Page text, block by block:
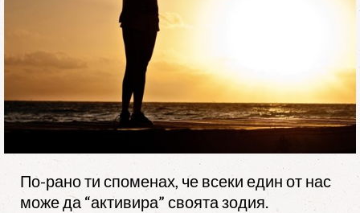
По-рано ти споменах, че всеки един от нас
може да “активира” своята зодия.